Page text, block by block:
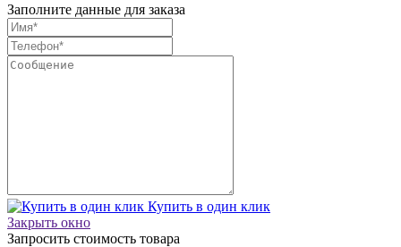
Заполните данные для заказа
Купить в один клик
Закрыть окно
Запросить стоимость товара